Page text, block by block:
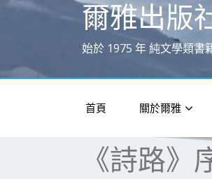
爾雅出版
始於 1975 年 純文學類書
首頁 關於爾雅
《詩路》